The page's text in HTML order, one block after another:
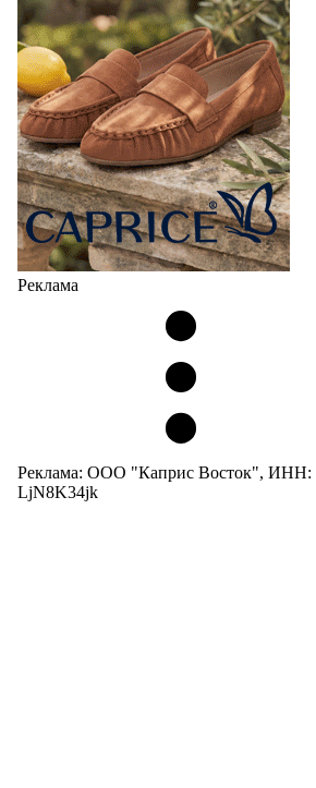
Реклама
Реклама: ООО "Каприс Восток", ИНН:
LjN8K34jk